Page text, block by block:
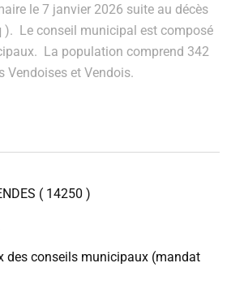
le 7 janvier 2026 suite au décès
). Le conseil municipal est composé
La population comprend 342
Vendoises et Vendois.
( 14250 )
des conseils municipaux (mandat